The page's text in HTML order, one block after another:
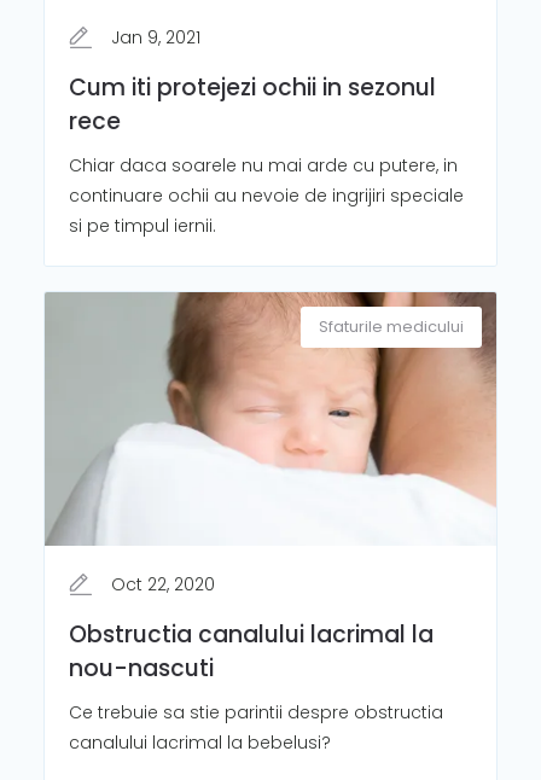
Jan 9, 2021
Cum iti protejezi ochii in sezonul
rece
Chiar daca soarele nu mai arde cu putere, in
continuare ochii au nevoie de ingrijiri speciale
si pe timpul iernii.
Sfaturile medicului
Oct 22, 2020
Obstructia canalului lacrimal la
nou-nascuti
Ce trebuie sa stie parintii despre obstructia
canalului lacrimal la bebelusi?